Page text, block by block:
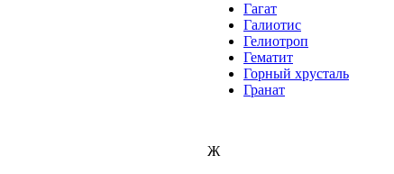
Гагат
Галиотис
Гелиотроп
Гематит
Горный хрусталь
Гранат
Ж